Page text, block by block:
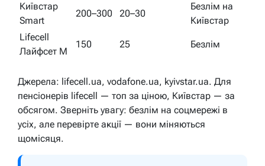
Київстар
Smart
200–300 20–30
Безлім на
Київстар
Lifecell
Лайфсет М
150 25 Безлім
Джерела: lifecell.ua, vodafone.ua, kyivstar.ua. Для
пенсіонерів lifecell — топ за ціною, Київстар — за
обсягом. Зверніть увагу: безлім на соцмережі в
усіх, але перевірте акції — вони міняються
щомісяця.